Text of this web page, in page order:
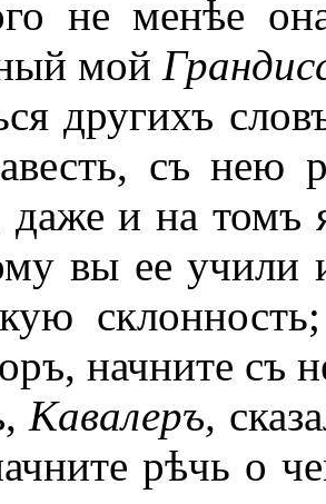
не менѣе
мой
другихъ
съ нею
даже и на томъ
вы ее учили
начните съ
Кавалеръ,
рѣчь о